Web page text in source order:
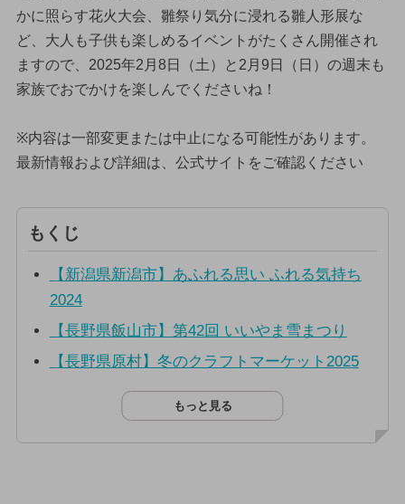
かに照らす花火大会、雛祭り気分に浸れる雛人形展な
ど、大人も子供も楽しめるイベントがたくさん開催され
ますので、2025年2月8日（土）と2月9日（日）の週末も
家族でおでかけを楽しんでくださいね！
※内容は一部変更または中止になる可能性があります。
最新情報および詳細は、公式サイトをご確認ください
もくじ
【新潟県新潟市】あふれる思い ふれる気持ち
2024
【長野県飯山市】第42回 いいやま雪まつり
【長野県原村】冬のクラフトマーケット2025
もっと見る